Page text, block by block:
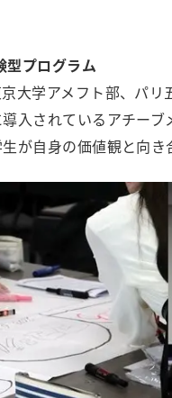
プログラム
大学アメフト部、パ
入されているアチー
が自身の価値観と向き